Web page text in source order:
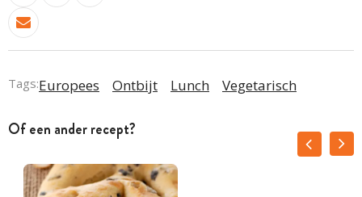
Tags:Europees Ontbijt Lunch Vegetarisch
Of een ander recept?